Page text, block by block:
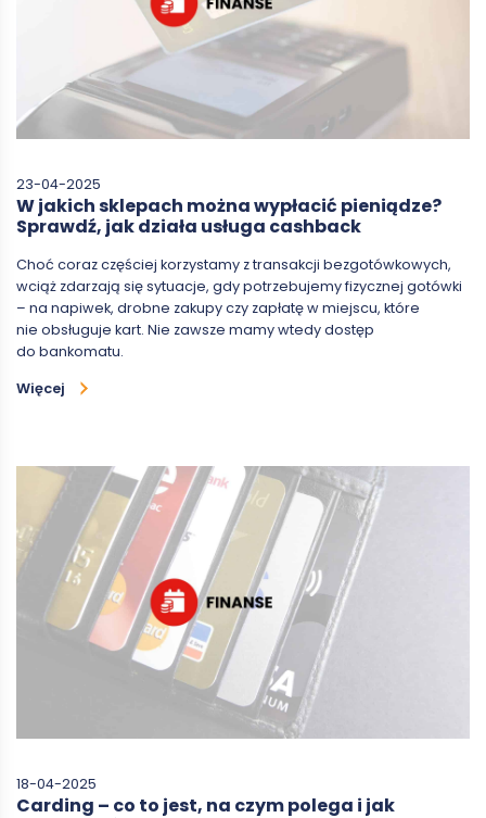
23-04-2025
W jakich sklepach można wypłacić pieniądze?
Sprawdź, jak działa usługa cashback
Choć coraz częściej korzystamy z transakcji bezgotówkowych,
wciąż zdarzają się sytuacje, gdy potrzebujemy fizycznej gotówki
– na napiwek, drobne zakupy czy zapłatę w miejscu, które
nie obsługuje kart. Nie zawsze mamy wtedy dostęp
do bankomatu.
Więcej
18-04-2025
Carding – co to jest, na czym polega i jak